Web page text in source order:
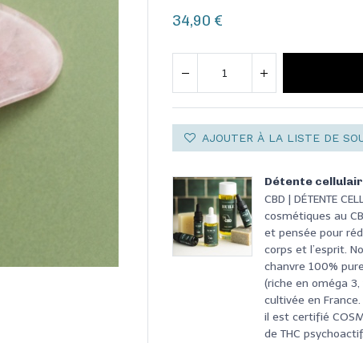
34,90 €
AJOUTER À LA LISTE DE
Détente
CBD | DÉTENTE
cosmétiques au
et pensée pour
corps et l’esprit.
chanvre 100%
(riche en oméga 3,
cultivée en
il est certifié
de THC psychoactif.